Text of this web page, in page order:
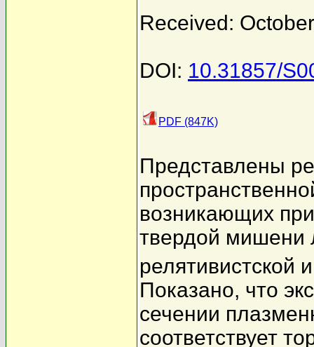
Received:
DOI: 10.31857/
PDF (847K)
Представлены
возникающих
твердой мишени
релятивистской
Показано, что
сечении
соответствует